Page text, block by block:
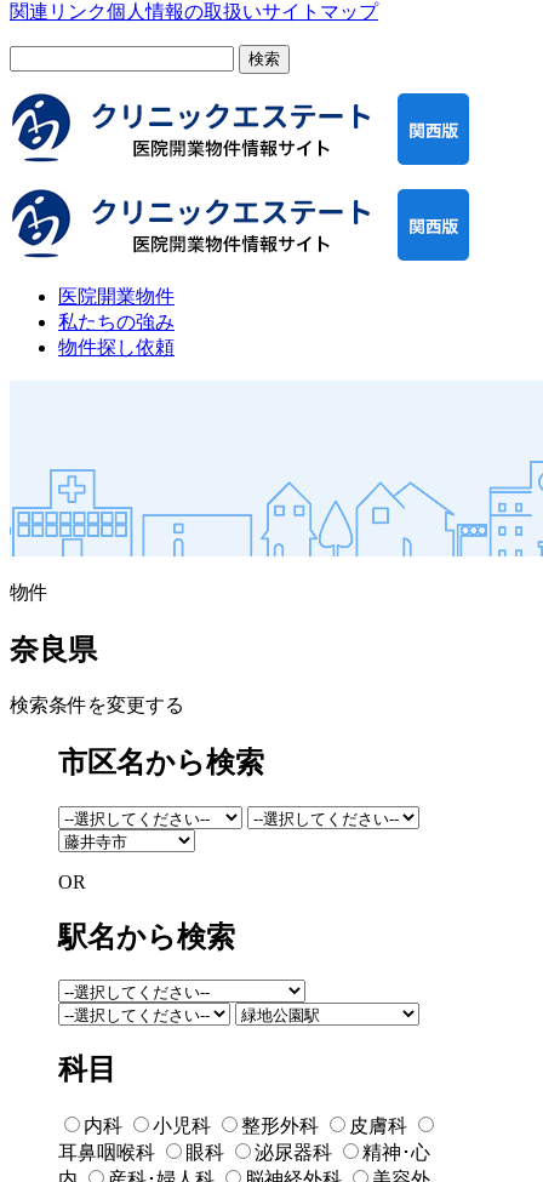
関連リンク個人情報の取扱いサイトマップ
医院開業物件
私たちの強み
物件探し依頼
物件
奈良県
検索条件を変更する
市区名から検索
OR
駅名から検索
科目
内科 小児科 整形外科
皮膚科
耳鼻咽喉科
眼科 泌尿器科
精神･心